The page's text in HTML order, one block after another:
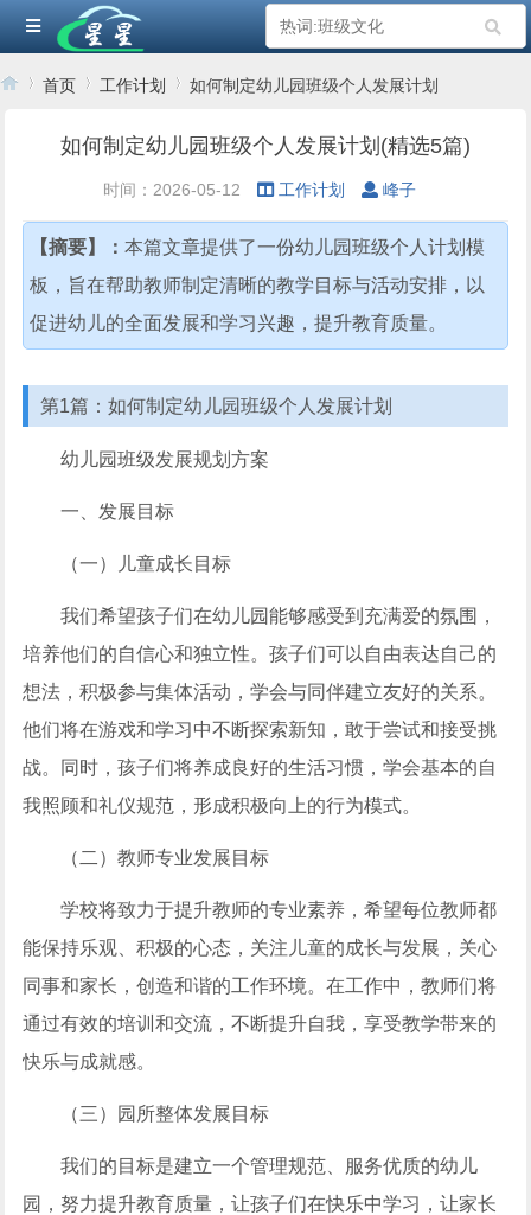
首页 工作计划
›
如何制定幼儿园班级个人发展计划
如何制定幼儿园班级个人发展计划(精选5篇)
时间：2026-05-12 工作计划 峰子
【摘要】：本篇文章提供了一份幼儿园班级个人计划模
板，旨在帮助教师制定清晰的教学目标与活动安排，以
促进幼儿的全面发展和学习兴趣，提升教育质量。
第1篇：如何制定幼儿园班级个人发展计划
幼儿园班级发展规划方案
一、发展目标
（一）儿童成长目标
我们希望孩子们在幼儿园能够感受到充满爱的氛围，
培养他们的自信心和独立性。孩子们可以自由表达自己的
想法，积极参与集体活动，学会与同伴建立友好的关系。
他们将在游戏和学习中不断探索新知，敢于尝试和接受挑
战。同时，孩子们将养成良好的生活习惯，学会基本的自
我照顾和礼仪规范，形成积极向上的行为模式。
（二）教师专业发展目标
学校将致力于提升教师的专业素养，希望每位教师都
能保持乐观、积极的心态，关注儿童的成长与发展，关心
同事和家长，创造和谐的工作环境。在工作中，教师们将
通过有效的培训和交流，不断提升自我，享受教学带来的
快乐与成就感。
（三）园所整体发展目标
我们的目标是建立一个管理规范、服务优质的幼儿
园，努力提升教育质量，让孩子们在快乐中学习，让家长